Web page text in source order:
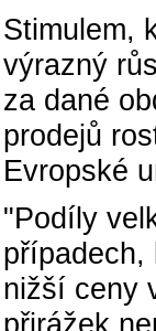
Stimulem,
výrazný
za dané
prodejů
Evropské
"Podíly
případech,
nižší ceny
přirážek